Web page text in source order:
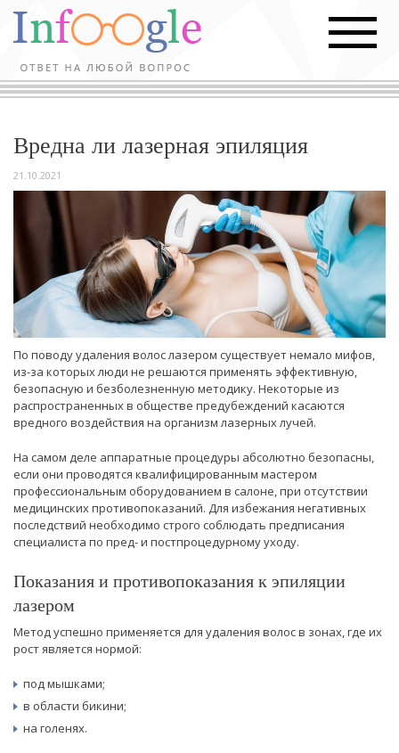
Вредна ли лазерная эпиляция
21.10.2021
По поводу удаления волос лазером существует немало мифов,
из-за которых люди не решаются применять эффективную,
безопасную и безболезненную методику. Некоторые из
распространенных в обществе предубеждений касаются
вредного воздействия на организм лазерных лучей.
На самом деле аппаратные процедуры абсолютно безопасны,
если они проводятся квалифицированным мастером
профессиональным оборудованием в салоне, при отсутствии
медицинских противопоказаний. Для избежания негативных
последствий необходимо строго соблюдать предписания
специалиста по пред- и постпроцедурному уходу.
Показания и противопоказания к эпиляции
лазером
Метод успешно применяется для удаления волос в зонах, где их
рост является нормой:
под мышками;
в области бикини;
на голенях.